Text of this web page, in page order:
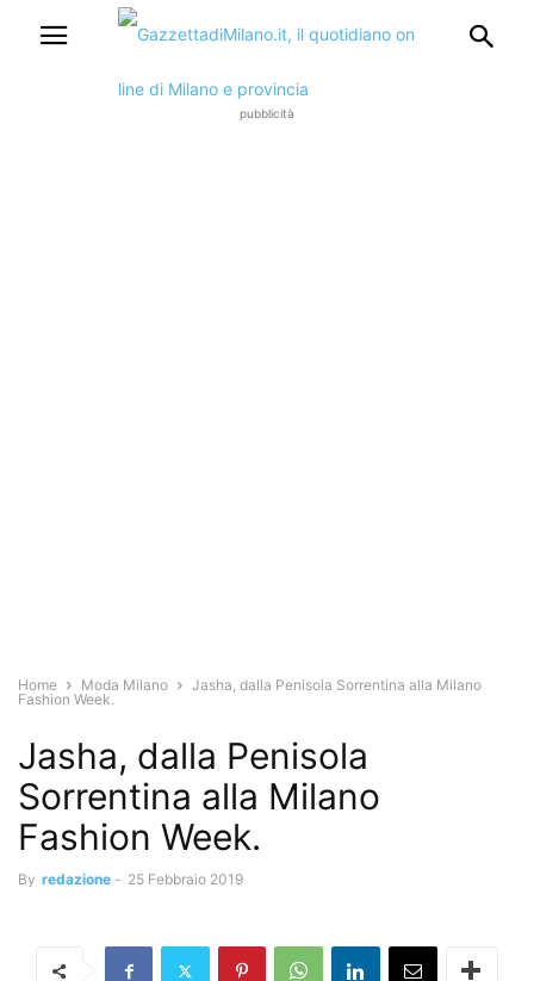
pubblicità
Home Moda Milano
Jasha, dalla Penisola Sorrentina alla Milano
Fashion Week.
Jasha, dalla Penisola
Sorrentina alla Milano
Fashion Week.
By redazione - 25 Febbraio 2019